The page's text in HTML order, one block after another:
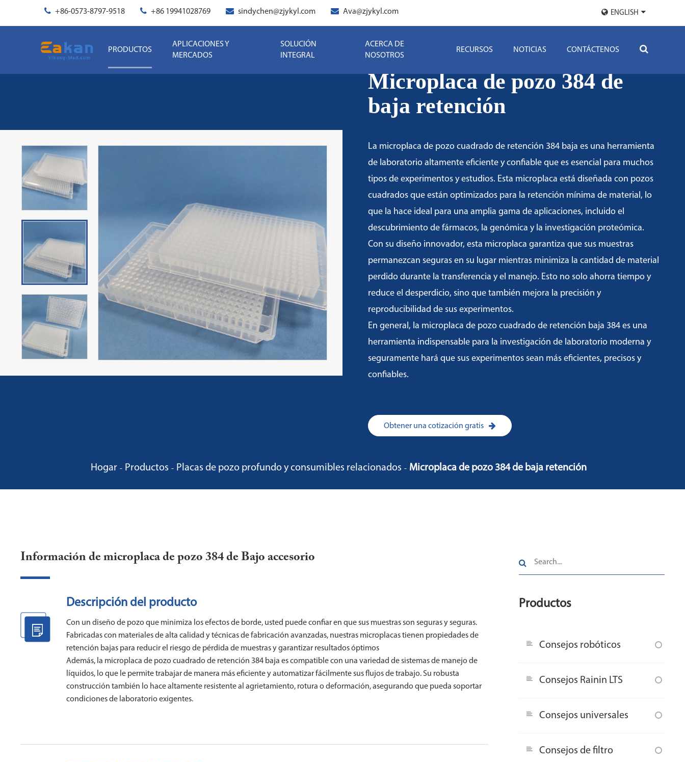
+86-0573-8797-9518 +86 19941028769 sindychen@zjykyl.com Ava@zjykyl.com ENGLISH
PRODUCTOS
APLICACIONES Y
MERCADOS
SOLUCIÓN
INTEGRAL
ACERCA DE
NOSOTROS
RECURSOS NOTICIAS CONTÁCTENOS
Microplaca de pozo 384 de
baja retención
La microplaca de pozo cuadrado de retención 384 baja es una herramienta
de laboratorio altamente eficiente y confiable que es esencial para muchos
tipos de experimentos y estudios. Esta microplaca está diseñada con pozos
cuadrados que están optimizados para la retención mínima de material, lo
que la hace ideal para una amplia gama de aplicaciones, incluido el
descubrimiento de fármacos, la genómica y la investigación proteómica.
Con su diseño innovador, esta microplaca garantiza que sus muestras
permanezcan seguras en su lugar mientras minimiza la cantidad de material
perdido durante la transferencia y el manejo. Esto no solo ahorra tiempo y
reduce el desperdicio, sino que también mejora la precisión y
reproducibilidad de sus experimentos.
En general, la microplaca de pozo cuadrado de retención baja 384 es una
herramienta indispensable para la investigación de laboratorio moderna y
seguramente hará que sus experimentos sean más eficientes, precisos y
confiables.
Obtener una cotización gratis
Hogar Productos Placas de pozo profundo y consumibles relacionados Microplaca de pozo 384 de baja retención
Información de microplaca de pozo 384 de Bajo accesorio
Descripción del producto
Con un diseño de pozo que minimiza los efectos de borde, usted puede confiar en que sus muestras son seguras y seguras.
Fabricadas con materiales de alta calidad y técnicas de fabricación avanzadas, nuestras microplacas tienen propiedades de
retención bajas para reducir el riesgo de pérdida de muestras y garantizar resultados óptimos
Además, la microplaca de pozo cuadrado de retención 384 baja es compatible con una variedad de sistemas de manejo de
líquidos, lo que le permite trabajar de manera más eficiente y automatizar fácilmente sus flujos de trabajo. Su robusta
construcción también lo hace altamente resistente al agrietamiento, rotura o deformación, asegurando que pueda soportar
condiciones de laboratorio exigentes.
Productos
Consejos robóticos
Consejos Rainin LTS
Consejos universales
Consejos de filtro